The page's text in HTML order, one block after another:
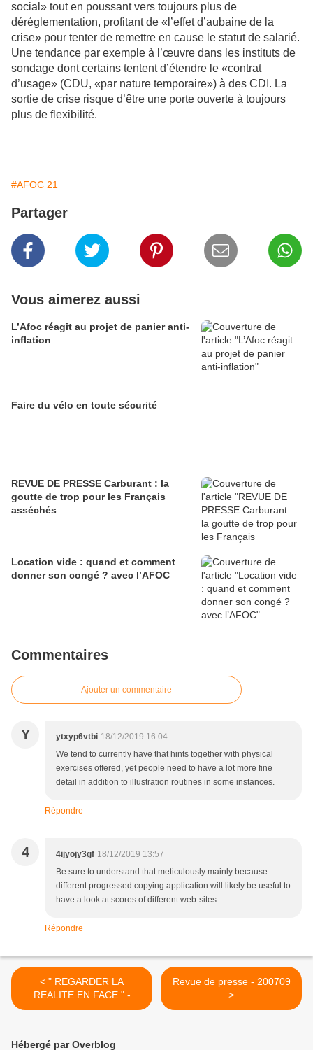
social» tout en poussant vers toujours plus de
déréglementation, profitant de «l’effet d’aubaine de la
crise» pour tenter de remettre en cause le statut de salarié.
Une tendance par exemple à l’œuvre dans les instituts de
sondage dont certains tentent d’étendre le «contrat
d’usage» (CDU, «par nature temporaire») à des CDI. La
sortie de crise risque d’être une porte ouverte à toujours
plus de flexibilité.
#AFOC 21
Partager
Vous aimerez aussi
L’Afoc réagit au projet de panier anti-
inflation
Faire du vélo en toute sécurité
REVUE DE PRESSE Carburant : la
goutte de trop pour les Français
asséchés
Location vide : quand et comment
donner son congé ? avec l’AFOC
Commentaires
Ajouter un commentaire
Y ytxyp6vtbi 18/12/2019 16:04
We tend to currently have that hints together with physical
exercises offered, yet people need to have a lot more fine
detail in addition to illustration routines in some instances.
Répondre
4 4ijyojy3gf 18/12/2019 13:57
Be sure to understand that meticulously mainly because
different progressed copying application will likely be useful to
have a look at scores of different web-sites.
Répondre
< " REGARDER LA
REALITE EN FACE " -
160709
Revue de presse - 200709
>
Hébergé par Overblog